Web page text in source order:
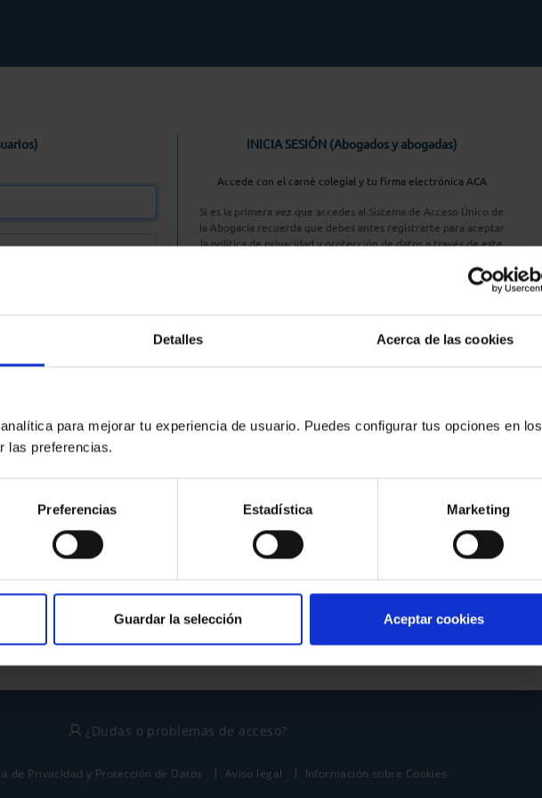
Detalles Acerca de las cookies
para mejorar tu experiencia de usuario. Puedes configurar tus opciones en los
las preferencias.
Preferencias Estadística Marketing
Guardar la selección Aceptar cookies
INICIA SESIÓN (Abogados y abogadas)
Accede con el carné colegial y tu firma electrónica ACA
Si es la primera vez que accedes al Sistema de Acceso Único de
la Abogacía recuerda que debes antes registrarte para aceptar
la política de privacidad y protección de datos a través de este
Entrar con ACA Plus
¿No tienes cuenta?
política de privacidad
y términos del servicio
¿Dudas o problemas de acceso?
de Privacidad y Protección de Datos Aviso legal Información sobre Cookies